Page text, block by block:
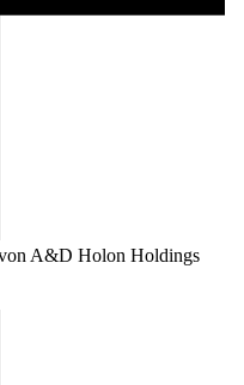
A&D Holon Holdings